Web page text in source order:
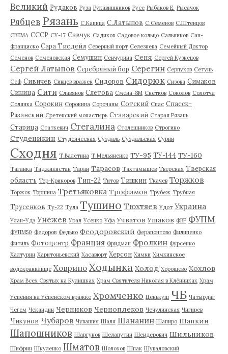
Великий Рудаков Руза Рукавишников Русе Рыбаков Е. Рысачок
Рябцев Рязань С.Капица С.Латыпов С.Семенов С.Штенцов
СВЕМА СССР СУ-17 Савчук Садиков Садовое кольцо Сальников Сан-
Франциско Сара Тисдейл Северный порт Селезнева Семейный Доктор
Семенов Семеновская Семушин Сенчурина Сеня Сергей Кузнецов
Сергей Латыпов Серебряный бор Серегин Серпухов Сетунь
Сеф Сивичев Сивцев вражек Сидоров Сидорюк Сизова Симаков
Синица Сити Славянов Слетова Смена-8М Снетков Соколов Солотча
Солянка Сорокин Сорокина Сорочаны Сотский Спас Спасск-
Рязанский Сретенский монастырь Ставарский Старая Рязань
Старица Статкевич Стегалина Столешников Строгино
Студеникин Студенческая Суздаль Суздальская Сурин
Сходня Т.Валетина Т.Мельяненко ТУ-95 ТУ-144 ТУ-160
Таганка Таджикистан Таран Тарасов Тахтамышев Тверская Тверская
область Тер-Крикоров Тип-22 Титов Тишкин Ткачев Торжков
Торжок Торшина Третьяковка Трофимов Трубеж Трубная
Трусенков Ту-22 Тула Тушино Тюхтяев Удот Украина
Улан-Удэ Унежев Урал Усенко Уфа Учватов Ушаков ФВР ФУПМ
ФУПМ50 Федоров Федько Феодоровский Ферапонтово Филипенко
Фитиль Фотоцентр Франция Фридман Фролкин Фурсенко
Халтурин Харитоньевский Хасавюрт Херсон Химки Химкинское
водохранилище Ховрино Ходынка Холод Хорошево Хохлов
Храм Всех Святых на Кулишках Храм Святителя Николая в Клённиках Храм
Успения на Успенском вражке Хромченко Ценькуш ЧБ Чатырдаг
Чегем Чекандин Черников Черноплеков Чечулинская Чигирев
Чикунов Чубаров Чувашия Шаля Шананин Шапиро Шапкин
Шапошников Шаргунов Шелапутин Шендерович Шильников
Шифрин Шкуленко Шматов Шолохов Шпак Шуваловский